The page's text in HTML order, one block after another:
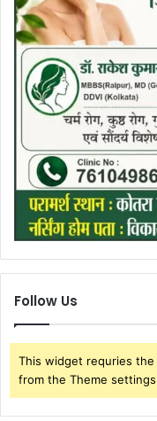
Follow Us
This widget requries the
from the Theme